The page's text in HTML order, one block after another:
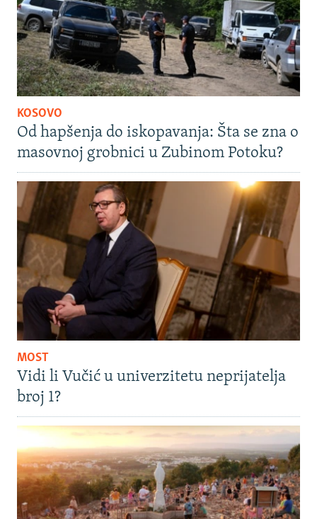
KOSOVO
Od hapšenja do iskopavanja: Šta se zna o
masovnoj grobnici u Zubinom Potoku?
MOST
Vidi li Vučić u univerzitetu neprijatelja
broj 1?